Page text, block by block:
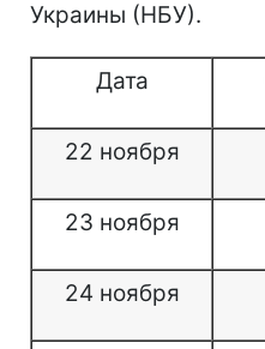
Украины (НБУ).
Дата
22 ноября
23 ноября
24 ноября